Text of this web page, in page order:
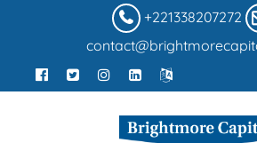
+221338207272